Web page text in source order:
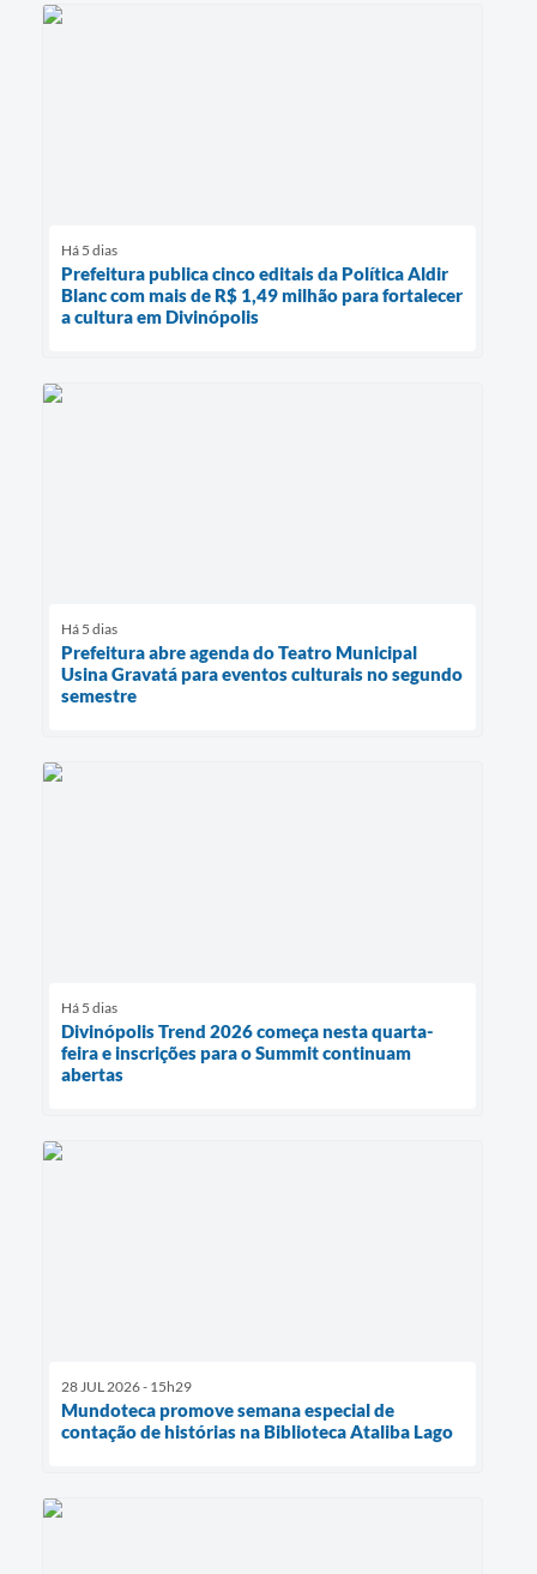
Há 5 dias
Prefeitura publica cinco editais da Política Aldir
Blanc com mais de R$ 1,49 milhão para fortalecer
a cultura em Divinópolis
Há 5 dias
Prefeitura abre agenda do Teatro Municipal
Usina Gravatá para eventos culturais no segundo
semestre
Há 5 dias
Divinópolis Trend 2026 começa nesta quarta-
feira e inscrições para o Summit continuam
abertas
28 JUL 2026 - 15h29
Mundoteca promove semana especial de
contação de histórias na Biblioteca Ataliba Lago